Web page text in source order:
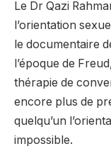
Le Dr Qazi
l’orientation
le documentaire
l’époque de
thérapie de
encore plus de
quelqu’un
impossible.